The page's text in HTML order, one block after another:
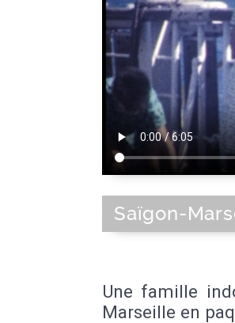
Saïgon-
Une famille
Marseille en